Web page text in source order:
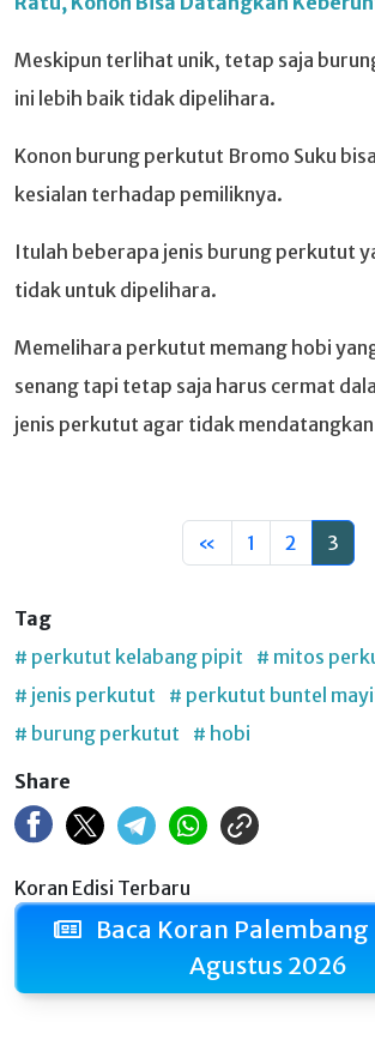
Meskipun terlihat unik, tetap saja
ini lebih baik tidak dipelihara.
Konon burung perkutut Bromo Suku
kesialan terhadap pemiliknya.
Itulah beberapa jenis burung perkutut
tidak untuk dipelihara.
Memelihara perkutut memang hobi
senang tapi tetap saja harus cermat
jenis perkutut agar tidak
« 1 2 3
Tag
# perkutut kelabang pipit
# mitos
# jenis perkutut
# perkutut buntel
# burung perkutut
# hobi
Share
Koran Edisi Terbaru
Baca Koran Palembang
Agustus 2026